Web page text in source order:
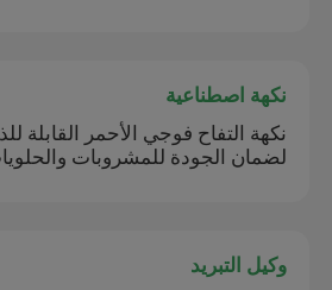
نكهة اصطناعية
نكهة التفاح فوجي الأحمر القابلة
لضمان الجودة للمشروبات
وكيل التبريد